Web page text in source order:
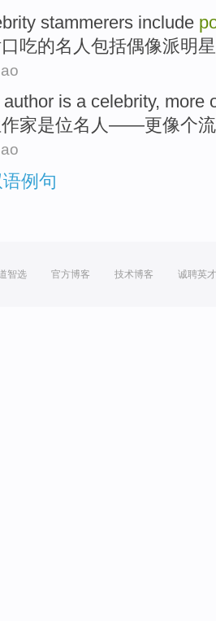
stammerers include
口吃的名人 包括偶像派明星
author is a celebrity, more
作家是位名人——更像个
例句
智选 官方博客 技术博客 诚聘英才